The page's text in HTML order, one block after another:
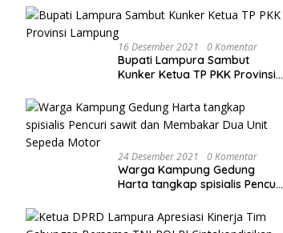
16 Desember 2021 0 Komentar
Bupati Lampura Sambut
Kunker Ketua TP PKK Provinsi
24 Desember 2021 0 Komentar
Warga Kampung Gedung
Harta tangkap spisialis Pencuri
Sepeda Motor